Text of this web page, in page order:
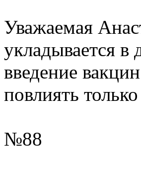
Уважаемая
укладывается
введение
повлиять
№88